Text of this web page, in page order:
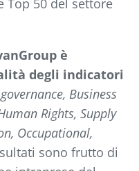
Top 50 del settore
è
degli indicatori
Business
Rights, Supply
Occupational,
sono frutto di